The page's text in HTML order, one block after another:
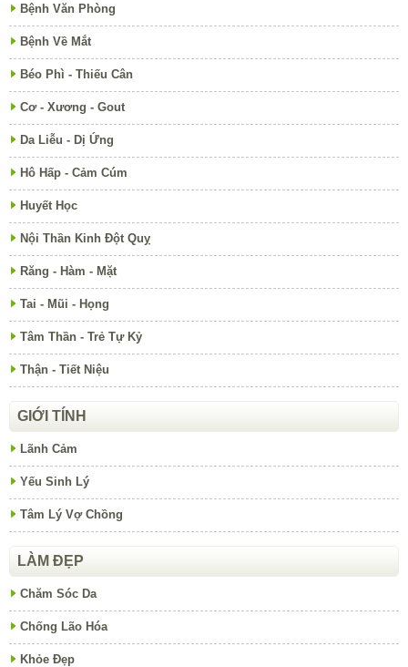
Bệnh Văn Phòng
Bệnh Về Mắt
Béo Phì - Thiếu Cân
Cơ - Xương - Gout
Da Liễu - Dị Ứng
Hô Hấp - Cảm Cúm
Huyết Học
Nội Thần Kinh Đột Quỵ
Răng - Hàm - Mặt
Tai - Mũi - Họng
Tâm Thần - Trẻ Tự Kỷ
Thận - Tiết Niệu
GIỚI TÍNH
Lãnh Cảm
Yếu Sinh Lý
Tâm Lý Vợ Chồng
LÀM ĐẸP
Chăm Sóc Da
Chống Lão Hóa
Khỏe Đẹp